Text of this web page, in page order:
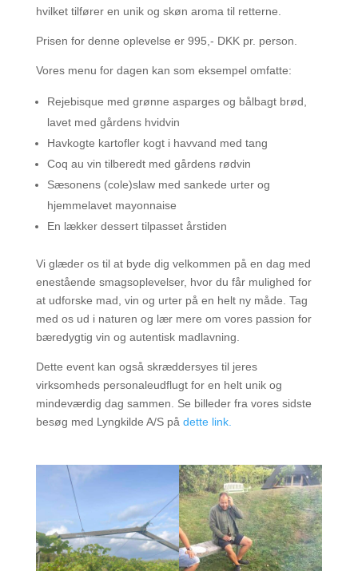
hvilket tilfører en unik og skøn aroma til retterne.
Prisen for denne oplevelse er 995,- DKK pr. person.
Vores menu for dagen kan som eksempel omfatte:
Rejebisque med grønne asparges og bålbagt brød,
lavet med gårdens hvidvin
Havkogte kartofler kogt i havvand med tang
Coq au vin tilberedt med gårdens rødvin
Sæsonens (cole)slaw med sankede urter og
hjemmelavet mayonnaise
En lækker dessert tilpasset årstiden
Vi glæder os til at byde dig velkommen på en dag med
enestående smagsoplevelser, hvor du får mulighed for
at udforske mad, vin og urter på en helt ny måde. Tag
med os ud i naturen og lær mere om vores passion for
bæredygtig vin og autentisk madlavning.
Dette event kan også skræddersyes til jeres
virksomheds personaleudflugt for en helt unik og
mindeværdig dag sammen. Se billeder fra vores sidste
besøg med Lyngkilde A/S på dette link.